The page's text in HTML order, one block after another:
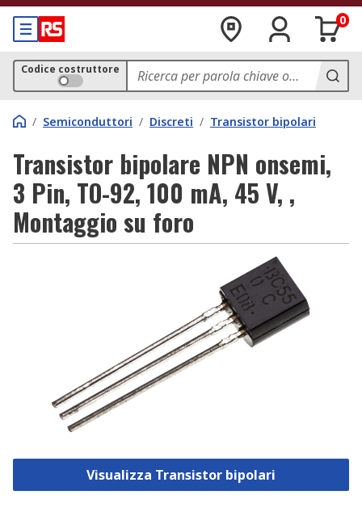
0
Codice costruttore
/ Semiconduttori / Discreti / Transistor bipolari
Transistor bipolare NPN onsemi,
3 Pin, TO-92, 100 mA, 45 V, ,
Montaggio su foro
Visualizza Transistor bipolari